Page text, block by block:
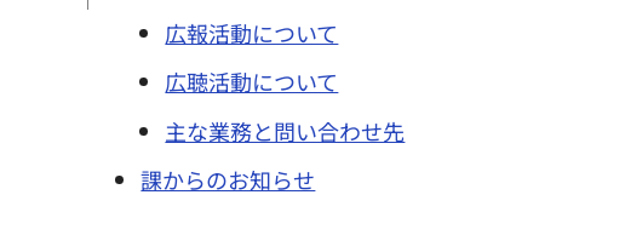
広報活動について
広聴活動について
主な業務と問い合わせ先
課からのお知らせ